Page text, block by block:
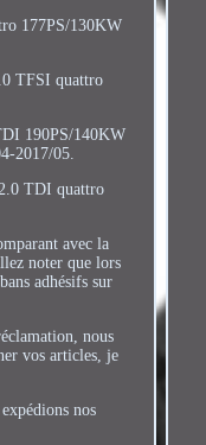
177PS/130KW
TFSI quattro
190PS/140KW
2017/05.
TDI quattro
avec la
noter que lors
adhésifs sur
nous
vos articles, je
nos